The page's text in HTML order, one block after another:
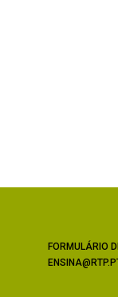
FORMULÁRIO